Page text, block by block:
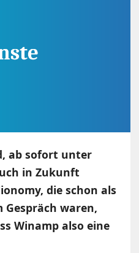
ab sofort unter
in Zukunft
die schon als
waren,
Winamp also eine